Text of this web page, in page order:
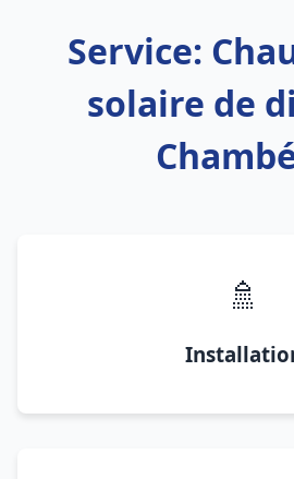
Service:
solaire de
🚿